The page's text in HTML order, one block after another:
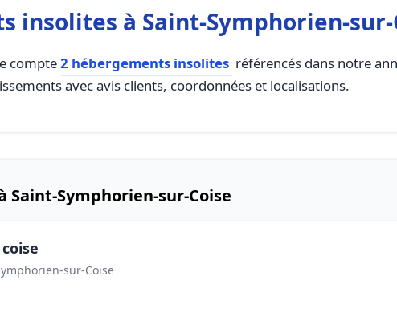
insolites à Saint-Symphorien-sur-
compte2 hébergements insolites référencés dans notre
avec avis clients, coordonnées et localisations.
Symphorien-sur-Coise
sur-Coise